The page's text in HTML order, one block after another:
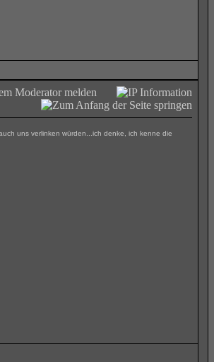
uns verlinken würden...ich denke, ich kenne die